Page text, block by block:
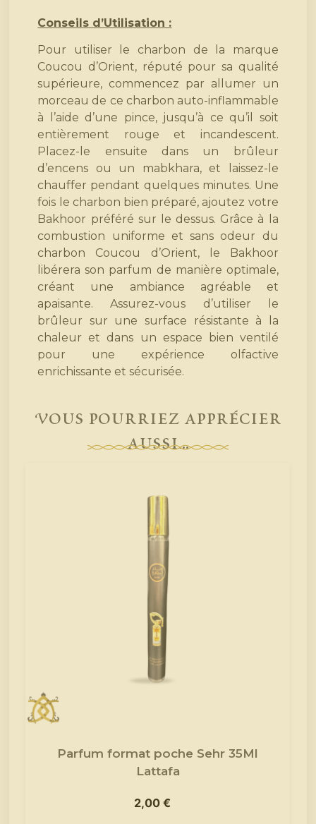
Conseils d’Utilisation :
Pour utiliser le charbon de la marque
Coucou d’Orient, réputé pour sa qualité
supérieure, commencez par allumer un
morceau de ce charbon auto-inflammable
à l’aide d’une pince, jusqu’à ce qu’il soit
entièrement rouge et incandescent.
Placez-le ensuite dans un brûleur
d’encens ou un mabkhara, et laissez-le
chauffer pendant quelques minutes. Une
fois le charbon bien préparé, ajoutez votre
Bakhoor préféré sur le dessus. Grâce à la
combustion uniforme et sans odeur du
charbon Coucou d’Orient, le Bakhoor
libérera son parfum de manière optimale,
créant une ambiance agréable et
apaisante. Assurez-vous d’utiliser le
brûleur sur une surface résistante à la
chaleur et dans un espace bien ventilé
pour une expérience olfactive
enrichissante et sécurisée.
Vous pourriez apprécier
aussi...
Parfum format poche Sehr 35Ml
Lattafa
2,00€